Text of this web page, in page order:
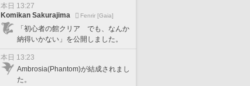
本日 13:27
Komikan Sakurajima
Fenrir [Gaia]
「初心者の館クリア でも、なんか
納得いかない」を公開しました。
本日 13:23
Ambrosia(Phantom)が結成されまし
た。